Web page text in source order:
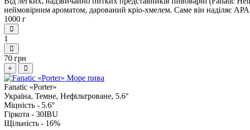
неймовірним ароматом, дарований кріо-хмелем. Саме він наділяє
1000 г
1
70 грн
+
Fanatic «Porter»
Україна, Темне, Нефільтроване, 5.6°
Міцність - 5.6°
Гіркота - 30IBU
Щільність - 16%